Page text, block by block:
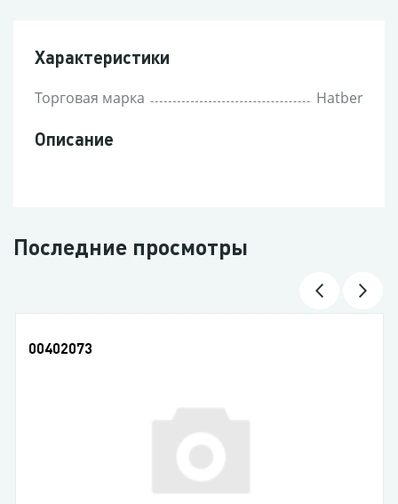
Характеристики
Торговая марка Hatber
Описание
Последние просмотры
00402073